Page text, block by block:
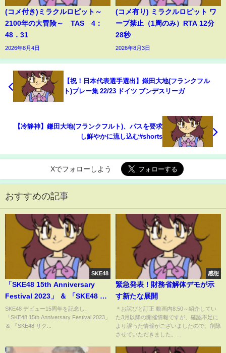
(コメ付き)ミラクルロピット～
2100年の大冒険～ TAS 4：
48．31
2026年8月4日
(コメ有り) ミラクルロピット ワ
ープ禁止（1周のみ）RTA 12分
28秒
2026年8月3日
【祝！日本代表選手選出】鎌田大地(フランクフル
ト)プレー集 22/23 ドイツ ブンデスリーガ
【冷静神】鎌田大地(フランクフルト)、パスを要求
し鮮やかに流し込む#shorts
Xでフォローしよう
おすすめの記事
SKE48
「SKE48 15th Anniversary
Festival 2023」 ＆ 「SKE48 リ
クエストアワーセットリストベ
スト100 2023」開催！
SKE48 デビュー15周年を記念し、
「SKE48 15th Anniversary Festival 2023」
＆ 「SKE48 リク...
感想
緊急発表！財務省解体デモが示
す新たな展開
＊お詫びと訂正 動画内8:50～紹介してい
た3月以降の開催情報ですが、確認不足に
より誤った情報がございましたので、削除
させていただきました。...